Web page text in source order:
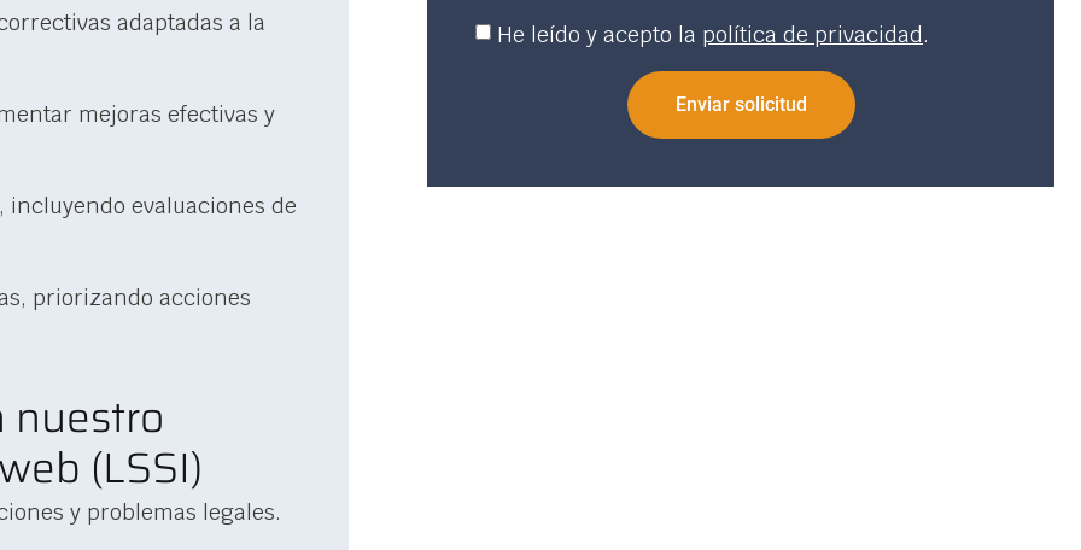
adaptadas a la
mejoras efectivas y
evaluaciones de
priorizando acciones
nuestro
(LSSI)
y problemas legales.
He leído y acepto la política de privacidad.
Enviar solicitud